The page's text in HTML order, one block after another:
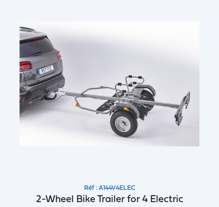
Réf : A144V4ELEC
2-Wheel Bike Trailer for 4 Electric